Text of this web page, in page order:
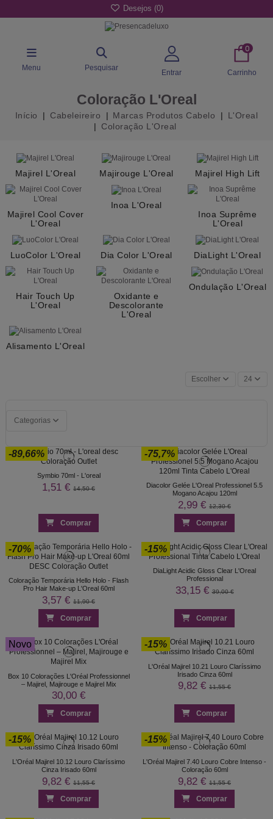
Desejos (0)
Menu Pesquisar
Entrar
0
Carrinho
Coloração L'Oreal
Início Cabeleireiro Marcas Produtos Cabelo
L'Oreal
Coloração L'Oreal
Majirel L'Oreal Majirouge L'Oreal Majirel High Lift
Majirel Cool Cover
L'Oreal
Inoa L'Oreal
Inoa Suprême
L'Oreal
LuoColor L'Oreal Dia Color L'Oreal DiaLight L'Oreal
Hair Touch Up
L'Oreal
Oxidante e
Descolorante
L'Oreal
Ondulação L'Oreal
Alisamento L'Oreal
Escolher 24
Categorias
-89,66%
Symbio 70ml - L'oreal
1,51 € 14,50 €
Comprar
-75,7%
Diacolor Gelée L'Oreal Professionel 5.5
Mogano Acajou 120ml
2,99 € 12,30 €
Comprar
-70%
Coloração Temporária Hello Holo - Flash
Pro Hair Make-up L'Oreal 60ml
3,57 € 11,90 €
Comprar
-15%
DiaLight Acidic Gloss Clear L'Oreal
Professional
33,15 €39,00 €
Comprar
Novo
Box 10 Colorações L'Oréal Professionnel
– Majirel, Majirouge e Majirel Mix
30,00 €
Comprar
-15%
L'Oréal Majirel 10.21 Louro Claríssimo
Irisado Cinza 60ml
9,82 € 11,55 €
Comprar
-15%
L'Oréal Majirel 10.12 Louro Claríssimo
Cinza Irisado 60ml
9,82 € 11,55 €
Comprar
-15%
L'Oréal Majirel 7.40 Louro Cobre Intenso -
Coloração 60ml
9,82 € 11,55 €
Comprar